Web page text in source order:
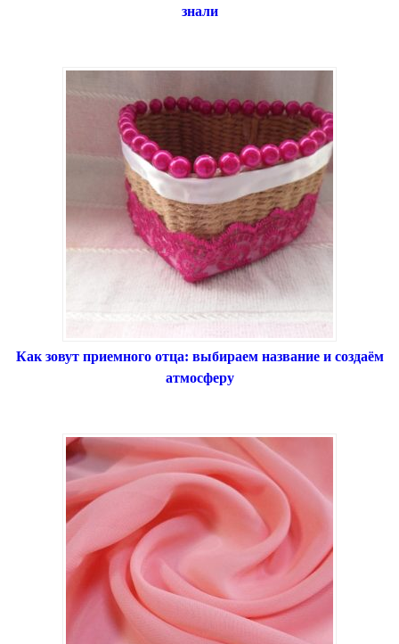
знали
Как зовут приемного отца: выбираем название и создаём
атмосферу